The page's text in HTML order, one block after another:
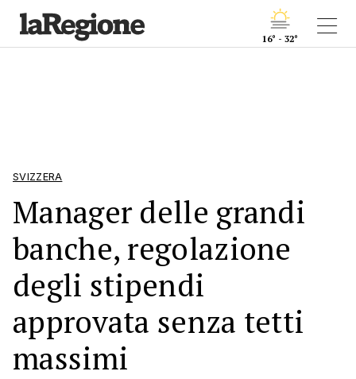
16° - 32°
SVIZZERA
Manager delle grandi
banche, regolazione
degli stipendi
approvata senza tetti
massimi